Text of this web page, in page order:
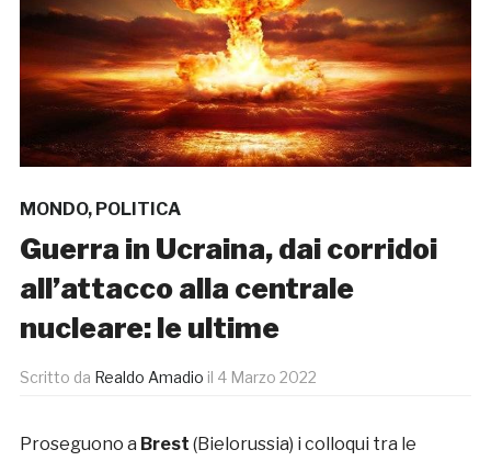
MONDO, POLITICA
Guerra in Ucraina, dai corridoi
all’attacco alla centrale
nucleare: le ultime
Scritto da Realdo Amadio il 4 Marzo 2022
Proseguono a Brest (Bielorussia) i colloqui tra le